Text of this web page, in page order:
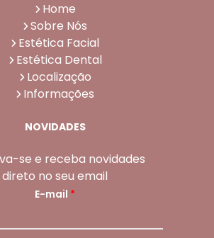
Home
Sobre Nós
Estética Facial
Estética Dental
Localização
Informações
NOVIDADES
se e receba novidades
direto no seu email
E-mail *